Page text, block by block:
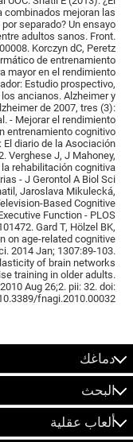
mejoran las
separado? Un ensayo
adultos sanos. Front.
Korczyn dC, Peretz
de entrenamiento
mayor en el rendimiento
Estudio prospectivo,
ancianos. Alzheimer y
de 2007, tres (3):
- Mejorar el rendimiento
entrenamiento cognitivo
diario de la Asociación
Verghese J, J Mahoney,
la rehabilitación cognitiva
- J Gerontol A Biol Sci
Jaroslava Mikulecká,
Based Cognitive
Function - PLOS
Gard T, Hölzel BK,
on age-related cognitive
2014 Jan; 1307:89-103.
of brain networks
training in older adults.
Aug 26;2. pii: 32. doi:
fnagi.2010.00032.
دماغك
البحث
ألعاب عقلية